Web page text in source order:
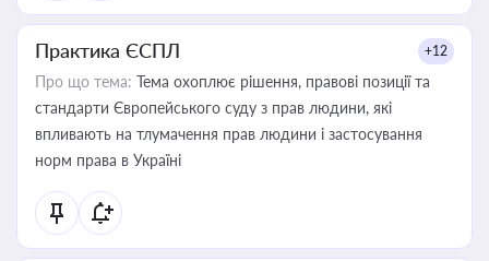
Практика ЄСПЛ +12
Про що тема: Тема охоплює рішення, правові позиції та
стандарти Європейського суду з прав людини, які
впливають на тлумачення прав людини і застосування
норм права в Україні